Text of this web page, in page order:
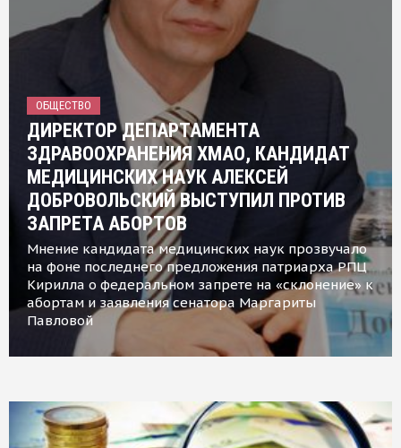
ОБЩЕСТВО
ДИРЕКТОР ДЕПАРТАМЕНТА
ЗДРАВООХРАНЕНИЯ ХМАО, КАНДИДАТ
МЕДИЦИНСКИХ НАУК АЛЕКСЕЙ
ДОБРОВОЛЬСКИЙ ВЫСТУПИЛ ПРОТИВ
ЗАПРЕТА АБОРТОВ
Мнение кандидата медицинских наук прозвучало
на фоне последнего предложения патриарха РПЦ
Кирилла о федеральном запрете на «склонение» к
абортам и заявления сенатора Маргариты
Павловой